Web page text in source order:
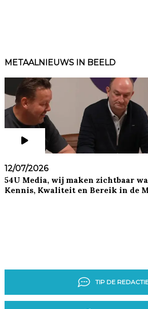
METAALNIEUWS IN BEELD
12/07/2026
54U Media, wij maken zichtbaar
Kennis, Kwaliteit en Bereik in de
TIP DE